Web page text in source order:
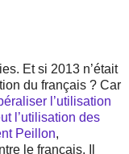
Et si 2013 n’était
du français ? Car
l’utilisation
l’utilisation des
Peillon,
le français. Il